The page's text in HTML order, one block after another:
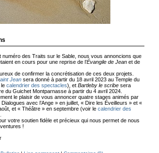
numéro des Traits sur le Sable, nous vous annoncions que
en cours pour une reprise de l’Évangile de Jeanet de
de confirmer la concrétisation de ces deux projets.
Jeansera donné à partir du 18 avril 2023 au Temple du
calendrier des spectacles), et Bartleby le scribesera
du Guichet Montparnasse à partir du 4 avril 2024.
le plaisir de vous annoncer quatre stages animés par
avec l’Ange » en juillet, « Dire les Éveilleurs » et «
et « Théâtre » en septembre (voir le calendrier des
votre soutien fidèle et précieux qui nous permet de nous
!